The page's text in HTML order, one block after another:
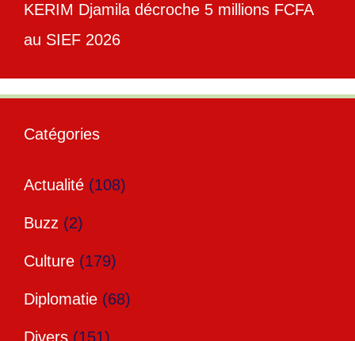
KERIM Djamila décroche 5 millions FCFA
au SIEF 2026
Catégories
Actualité (108)
Buzz (2)
Culture (179)
Diplomatie (68)
Divers (151)